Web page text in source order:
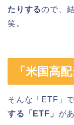
たりするので、
笑。
「米国高
そんな「ETF」で
する「ETF」 が